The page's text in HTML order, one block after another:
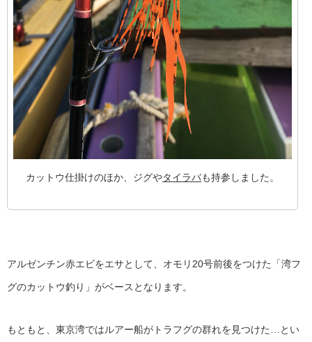
カットウ仕掛けのほか、ジグやタイラバも持参しました。
アルゼンチン赤エビをエサとして、オモリ20号前後をつけた「湾フ
グのカットウ釣り」がベースとなります。
もともと、東京湾ではルアー船がトラフグの群れを見つけた…とい